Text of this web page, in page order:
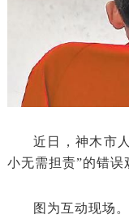
近日，神木市
小无需担责”的错
图为互动现场